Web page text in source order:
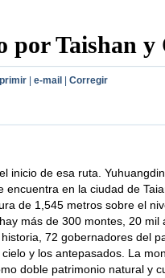
por Taishan y
e-mail Corregir
inicio de esa ruta.
encuentra en la ciudad de
de 1,545 metros sobre el
más de 300 montes, 20 mil
72 gobernadores del
y los antepasados. La
doble patrimonio natural y